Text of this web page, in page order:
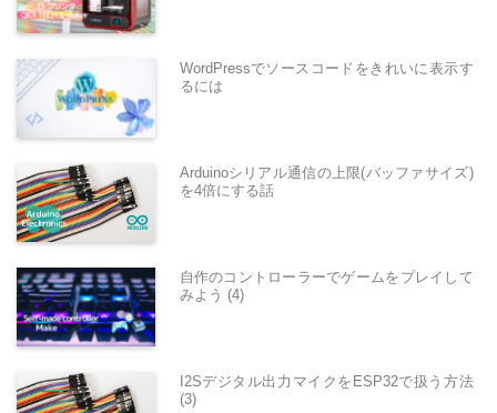
WordPressでソースコードをきれいに表示す
るには
Arduinoシリアル通信の上限(バッファサイズ)
を4倍にする話
自作のコントローラーでゲームをプレイして
みよう (4)
I2Sデジタル出力マイクをESP32で扱う方法
(3)